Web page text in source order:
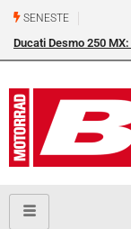
SENESTE
Ducati Desmo 250